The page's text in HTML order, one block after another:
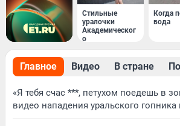
Стильные
уралочки
Академическог
о
Когда
вода
Главное Видео В стране
«Я тебя счас ***, петухом поедешь в
видео нападения уральского